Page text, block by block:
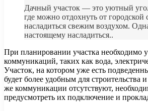
Дачный участок — это уютный
где можно отдохнуть от городской
насладиться свежим воздухом.
настоящему насладиться..
При планировании участка необходимо
коммуникаций, таких как вода,
Участок, на котором уже есть
будет более удобным для строительства
же коммуникации отсутствуют,
предусмотреть их подключение и